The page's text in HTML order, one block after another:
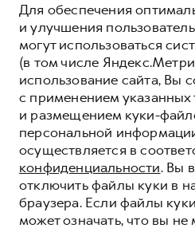
Сервис для корпоративных
HAVAL Лизинг
Автомобильные аксессуары
Коллекция PRO
Коллекция Базовая
Коллекция Детская
Руководства по эксплуатации
Подписки
Автомобильные аксессуары
Коллекция PRO
Коллекция Базовая
Коллекция Детская
КРЕДИТНЫЕ ПРОГРАММЫ
ЦЕНЫ И ВЫГОДЫ
ЮРИДИЧЕСКАЯ
Вся представленная на сайте
автомобилей и сервисного
информационный характер и не
Все цены, указанные на данном
характер и являются
розничными ценами по расчетам
Волл Мотор Рус»). Для получения
просьба обращаться к
«Грейт Волл Мотор Рус» либо по
511-59-86, либо на сайте.
информация может быть изменена
****На некоторых автомобилях
система / устройство вызова
(блок ЭРА-ГЛОНАСС).
Показать все
© 2026 ООО «Грейт Волл
© 2026 ООО «Управляющая
«ТрансТехСервис»
Политика
Для обеспечения
и улучшения
могут использоваться
(в том числе
использование сайта, Вы
с применением указанных
и размещением куки-
персональной
осуществляется в
конфиденциальности. Вы
отключить файлы куки в
браузера. Если файлы
может означать, что вы